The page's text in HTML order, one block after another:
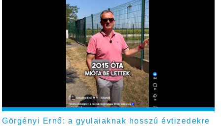
Görgényi Ernő: a gyulaiaknak hosszú évtizedekre